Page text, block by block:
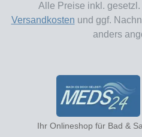
Alle Preise inkl.
Versandkosten und ggf.
anders
Ihr Onlineshop für Bad &